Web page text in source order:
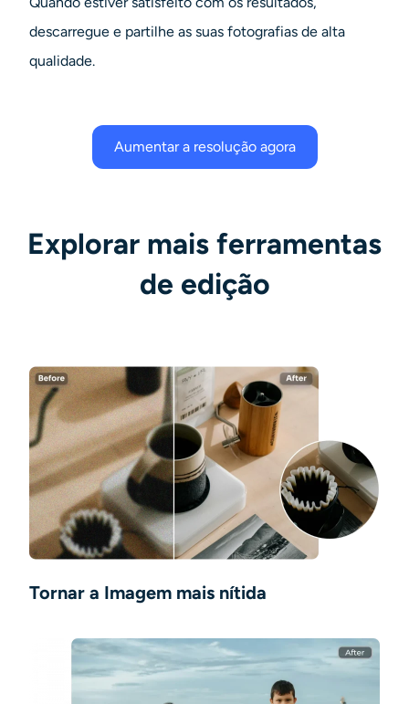
descarregue e partilhe as suas fotografias de alta
qualidade.
Aumentar a resolução agora
Explorar mais ferramentas
de edição
Tornar a Imagem mais nítida